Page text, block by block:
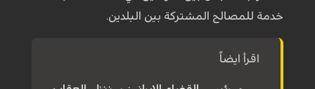
خدمة للمصالح المشتركة بين البلدين.
اقرأ ايضاً